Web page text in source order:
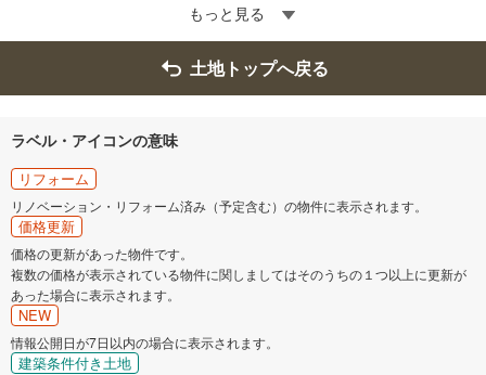
もっと見る
土地トップへ戻る
ラベル・アイコンの意味
リフォーム
リノベーション・リフォーム済み（予定含む）の物件に表示されます。
価格更新
価格の更新があった物件です。
複数の価格が表示されている物件に関しましてはそのうちの１つ以上に更新が
あった場合に表示されます。
NEW
情報公開日が7日以内の場合に表示されます。
建築条件付き土地